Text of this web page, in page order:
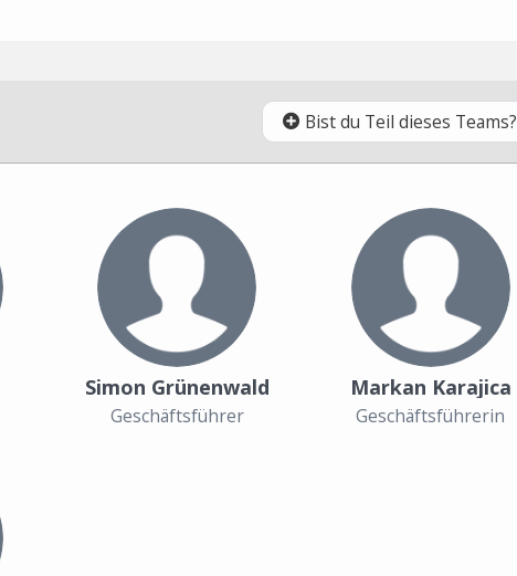
Bist du Teil dieses Teams?
Simon Grünenwald
Geschäftsführer
Markan Karajica
Geschäftsführerin